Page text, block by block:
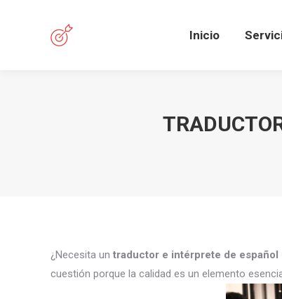
Inicio
¿Necesita un traductor e intérprete de español
cuestión porque la calidad es un elemento